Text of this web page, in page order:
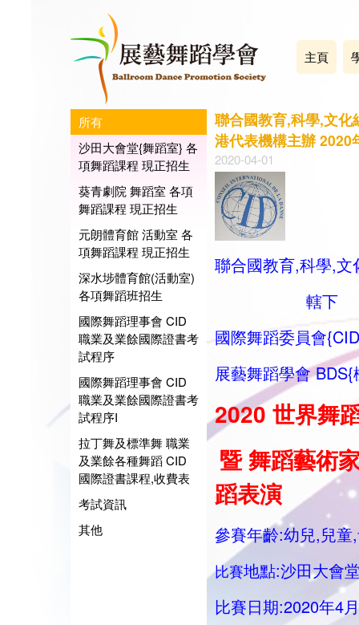
主頁
所有
沙田大會堂{舞蹈室} 各
項舞蹈課程 現正招生
葵青劇院 舞蹈室 各項
舞蹈課程 現正招生
元朗體育館 活動室 各
項舞蹈課程 現正招生
深水埗體育館(活動室)
各項舞蹈班招生
國際舞蹈理事會 CID
職業及業餘國際證書考
試程序
國際舞蹈理事會 CID
職業及業餘國際證書考
試程序I
拉丁舞及標準舞 職業
及業餘各種舞蹈 CID
國際證書課程,收費表
考試資訊
其他
聯合國教育,科學,文
港代表機構主辦 2020
2020-04-01
聯合國教育,科學,文
轄下
國際舞蹈委員會
展藝舞蹈學會
2020 世界舞
暨 舞蹈藝術
蹈表演
參賽年齡:幼兒,兒童
比賽地點:沙田大會
比賽日期:2020年4